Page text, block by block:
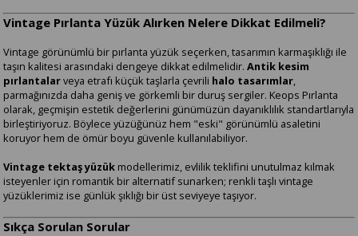
Vintage Pırlanta Yüzük Alırken Nelere Dikkat Edilmeli?
Vintage görünümlü bir pırlanta yüzük seçerken, tasarımın karmaşıklığı ile
taşın kalitesi arasındaki dengeye dikkat edilmelidir.Antik kesim
pırlantalarveya etrafı küçük taşlarla çevrili halo tasarımlar,
parmağınızda daha geniş ve görkemli bir duruş sergiler. Keops Pırlanta
olarak, geçmişin estetik değerlerini günümüzün dayanıklılık standartlarıyla
birleştiriyoruz. Böylece yüzüğünüz hem "eski" görünümlü asaletini
koruyor hem de ömür boyu güvenle kullanılabiliyor.
Vintage tektaş yüzük modellerimiz, evlilik teklifini unutulmaz kılmak
isteyenler için romantik bir alternatif sunarken; renkli taşlı vintage
yüzüklerimiz ise günlük şıklığı bir üst seviyeye taşıyor.
Sıkça Sorulan Sorular